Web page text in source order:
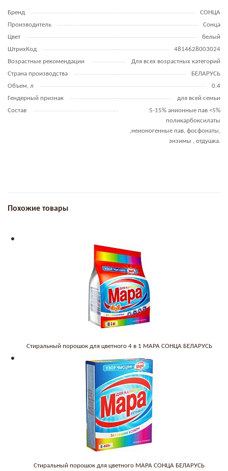
Бренд
СОНЦА
Производитель
Сонца
Цвет
белый
ШтрихКод
4814628003024
Возрастные рекомендации
Для всех возрастных категорий
Страна производства
БЕЛАРУСЬ
Объем, л
0.4
Гендерный признак
для всей семьи
Состав
5-15% анионные пав <5%
поликарбоксилаты
,неионогенные пав, фосфонаты,
энзимы , отдушка.
Похожие товары
Стиральный порошок для цветного 4 в 1 МАРА СОНЦА БЕЛАРУСЬ
Стиральный порошок для цветного МАРА СОНЦА БЕЛАРУСЬ